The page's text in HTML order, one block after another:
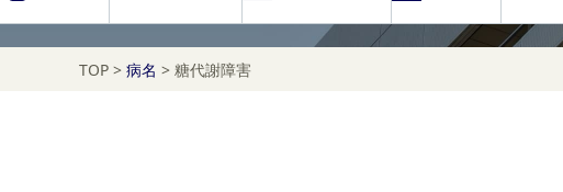
TOP > 病名 > 糖代謝障害